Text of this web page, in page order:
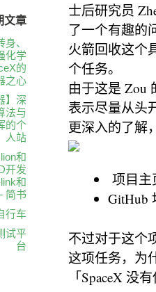
士后研究员
了一个有趣的
火箭回收这个
个任务。
由于这是 Zou
表示尽量从头
更深入的了解
项目主
GitHub
不过对于这个
这项任务，为
「SpaceX 没
文章
、
化学
的
之心
】深
法与
的个
人站
和
开发
和
简书
行车
试平
台